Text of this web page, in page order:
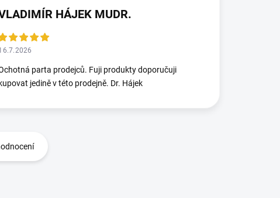
HÁJEK MUDR.
parta prodejců. Fuji produkty doporučuji
kupovat jedině v této prodejně. Dr. Hájek